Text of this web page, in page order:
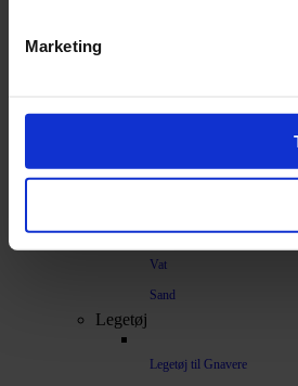
Marketing
Savsmuld
Bommuld
Træpiller
Vat
Sand
Legetøj
Legetøj til Gnavere